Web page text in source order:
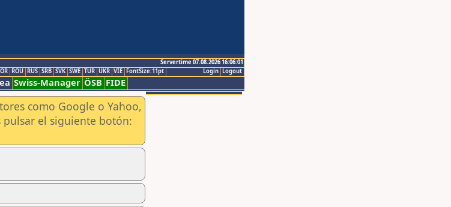
Servertime 07.08.2026 16:06:01
Logout
Login
ROU RUS SRB SVK SWE TUR UKR VIE FontSize:11pt
Swiss-Manager ÖSB FIDE
como Google o Yahoo,
pulsar el siguiente botón: